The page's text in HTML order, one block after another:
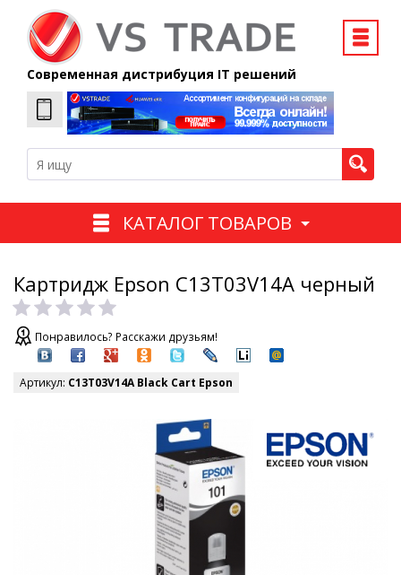
Современная дистрибуция IT решений
КАТАЛОГ ТОВАРОВ
Картридж Epson C13T03V14A черный
Понравилось? Расскажи друзьям!
Артикул: C13T03V14A Black Cart Epson